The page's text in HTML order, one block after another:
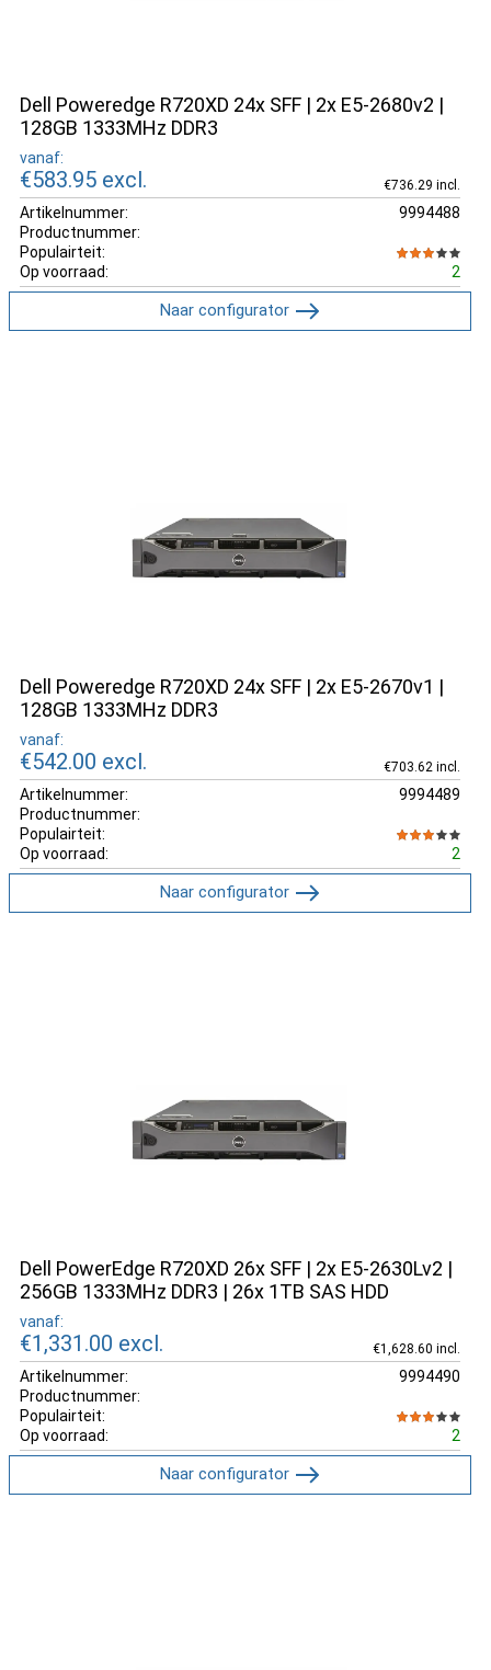
Dell Poweredge R720XD 24x SFF | 2x E5-2680v2 |
128GB 1333MHz DDR3
vanaf:
€583.95 excl. €736.29 incl.
Artikelnummer:
9994488
Productnummer:
Populairteit:
Op voorraad:
2
Naar configurator
Dell Poweredge R720XD 24x SFF | 2x E5-2670v1 |
128GB 1333MHz DDR3
vanaf:
€542.00 excl. €703.62 incl.
Artikelnummer:
9994489
Productnummer:
Populairteit:
Op voorraad:
2
Naar configurator
Dell PowerEdge R720XD 26x SFF | 2x E5-2630Lv2 |
256GB 1333MHz DDR3 | 26x 1TB SAS HDD
vanaf:
€1,331.00 excl. €1,628.60 incl.
Artikelnummer:
9994490
Productnummer:
Populairteit:
Op voorraad:
2
Naar configurator